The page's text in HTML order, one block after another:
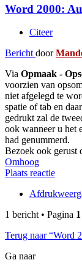
Word 2000:
Citeer
Bericht door
Via Opmaak -
voorzien van
niet afgelegd te
spatie of tab en
gedrukt zal de
ook wanneer u het
had genummerd.
Bezoek ook gerust
Omhoog
Plaats reactie
1 bericht • Pagina 1
Terug naar “Word
Ga naar